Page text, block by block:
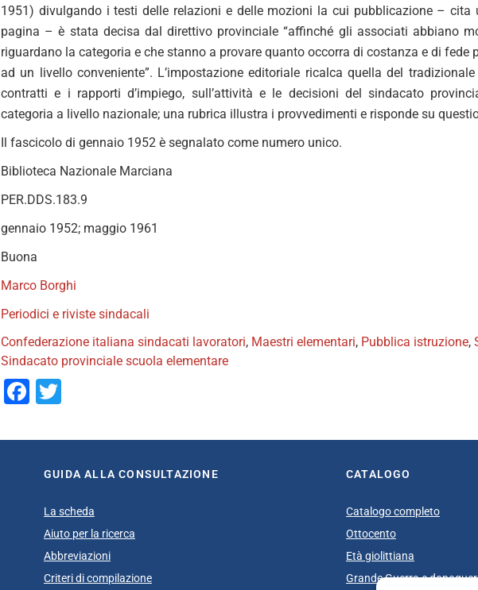
1951) divulgando i testi delle relazioni e delle mozioni la cui pubblicazione –
pagina – è stata decisa dal direttivo provinciale “affinché gli associati abbiano
riguardano la categoria e che stanno a provare quanto occorra di costanza e di fede
ad un livello conveniente”. L’impostazione editoriale ricalca quella del
contratti e i rapporti d’impiego, sull’attività e le decisioni del sindacato
categoria a livello nazionale; una rubrica illustra i provvedimenti e risponde su
Il fascicolo di gennaio 1952 è segnalato come numero unico.
Biblioteca Nazionale Marciana
PER.DDS.183.9
gennaio 1952; maggio 1961
Buona
Marco Borghi
Periodici e riviste sindacali
Confederazione italiana sindacati lavoratori, Maestri elementari, Pubblica istruzione,
Sindacato provinciale scuola elementare
Facebook
GUIDA ALLA CONSULTAZIONE
La scheda
Aiuto per la ricerca
Abbreviazioni
Criteri di compilazione
CATALOGO
Catalogo completo
Ottocento
Età giolittiana
Grande Guerra e